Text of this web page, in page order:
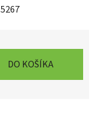
5267
DO KOŠÍKA